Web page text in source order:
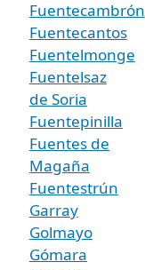
Fuentecambrón
Fuentecantos
Fuentelmonge
Fuentelsaz
de Soria
Fuentepinilla
Fuentes de
Magaña
Fuentestrún
Garray
Golmayo
Gómara